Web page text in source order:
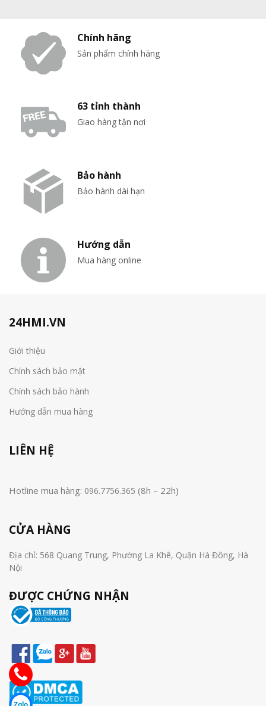
Chính hãng
Sản phẩm chính hãng
63 tỉnh thành
Giao hàng tận nơi
Bảo hành
Bảo hành dài hạn
Hướng dẫn
Mua hàng online
24HMI.VN
Giới thiệu
Chính sách bảo mật
Chính sách bảo hành
Hướng dẫn mua hàng
LIÊN HỆ
Hotline mua hàng: 096.7756.365 (8h – 22h)
CỬA HÀNG
Địa chỉ: 568 Quang Trung, Phường La Khê, Quận Hà Đông, Hà
Nội
ĐƯỢC CHỨNG NHẬN